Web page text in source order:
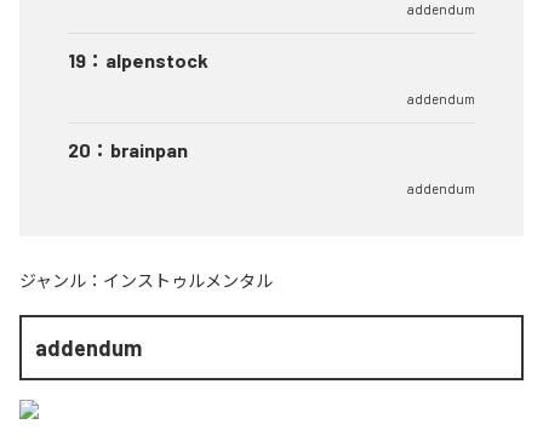
addendum
19 ： alpenstock
addendum
20 ： brainpan
addendum
ジャンル： インストゥルメンタル
addendum